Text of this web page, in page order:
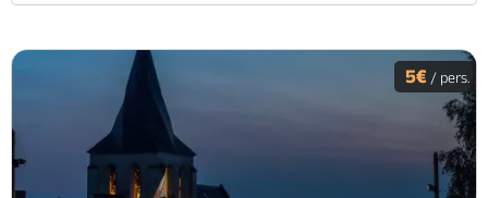
5€ / pers.